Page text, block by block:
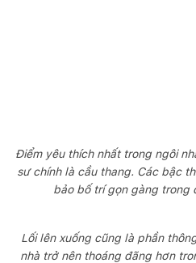
Điểm yêu thích nhất trong ngôi
sư chính là cầu thang. Các bậc
bảo bố trí gọn gàng trong
Lối lên xuống cũng là phần
nhà trở nên thoáng đãng hơn